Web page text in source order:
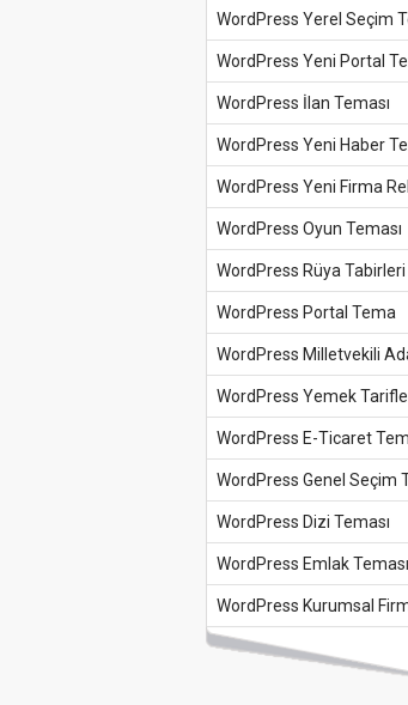
WordPress Yerel Seçim
WordPress Yeni Portal
WordPress İlan Teması
WordPress Yeni Haber
WordPress Yeni Firma
WordPress Oyun Teması
WordPress Rüya Tabirleri
WordPress Portal Tema
WordPress Milletvekili
WordPress Yemek
WordPress E-Ticaret
WordPress Genel Seçim
WordPress Dizi Teması
WordPress Emlak Teması
WordPress Kurumsal